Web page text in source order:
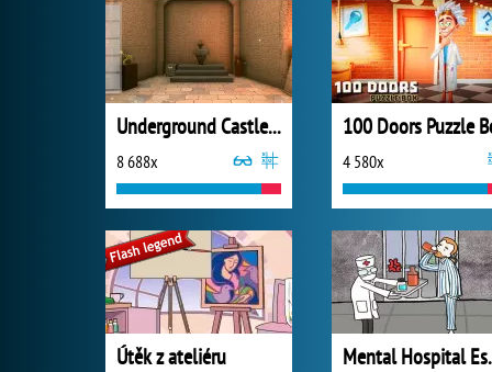
Underground Castle Room Escape
8 688x
100 Doors Puzzle
4 580x
Útěk z ateliéru